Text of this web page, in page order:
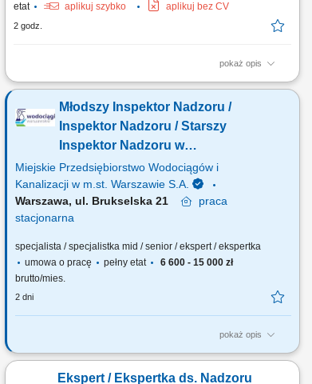
etat
aplikuj szybko aplikuj bez CV
2 godz.
pokaż opis
Zakres obowiązków: pełnienie nadzoru inwestorskiego nad
kontrola zgodności prowadzonych prac z dokumentacją
projektową, obowiązującymi przepisami prawa budowlanego
oraz normami technicznymi; udział w odbiorach robót
budowlanych...
Młodszy Inspektor Nadzoru /
Inspektor Nadzoru / Starszy
Inspektor Nadzoru w
specjalności sanitarnej (k/m/n)
Miejskie Przedsiębiorstwo Wodociągów i
Kanalizacji w m.st. Warszawie S.A.
Warszawa, ul. Brukselska 21
praca
stacjonarna
specjalista / specjalistka mid / senior / ekspert / ekspertka
umowa o pracę
pełny etat
6 600 - 15 000 zł
brutto/mies.
2 dni
pokaż opis
Jakie będą Twoje obowiązki? kontrola wykonywania robót na
BHP i p.poż., obowiązującymi normami technicznymi oraz
Ekspert / Ekspertka ds. Nadzoru